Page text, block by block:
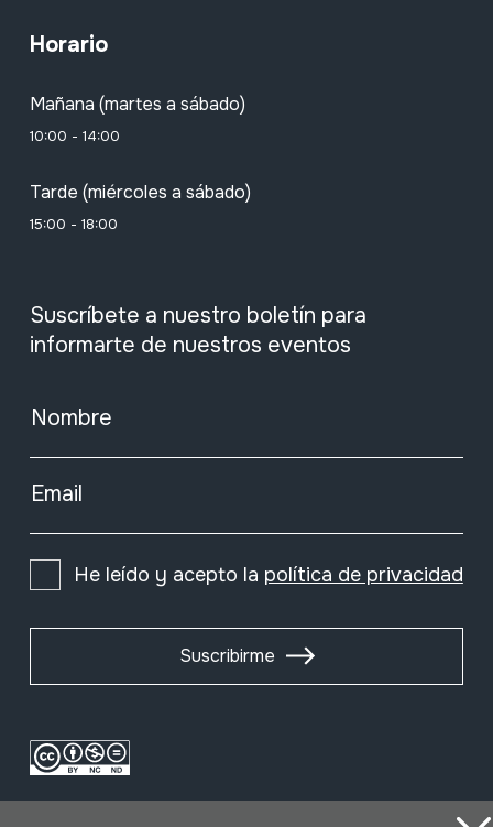
Horario
Mañana (martes a sábado)
10:00 - 14:00
Tarde (miércoles a sábado)
15:00 - 18:00
Suscríbete a nuestro boletín para
informarte de nuestros eventos
Nombre
Email
He leído y acepto la política de privacidad
Suscribirme